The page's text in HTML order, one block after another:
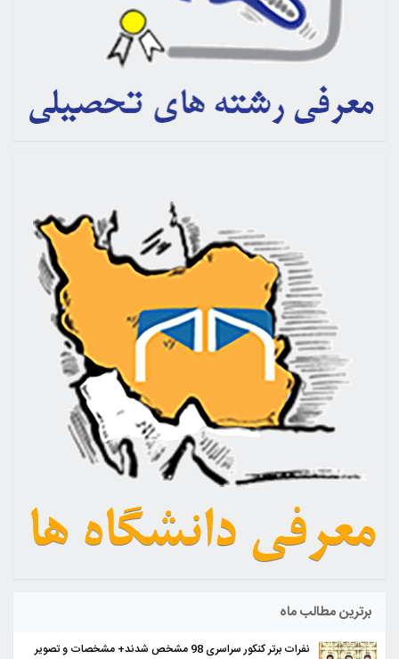
برترین مطالب ماه
نفرات برتر کنکور سراسری 98 مشخص شدند+ مشخصات و تصویر